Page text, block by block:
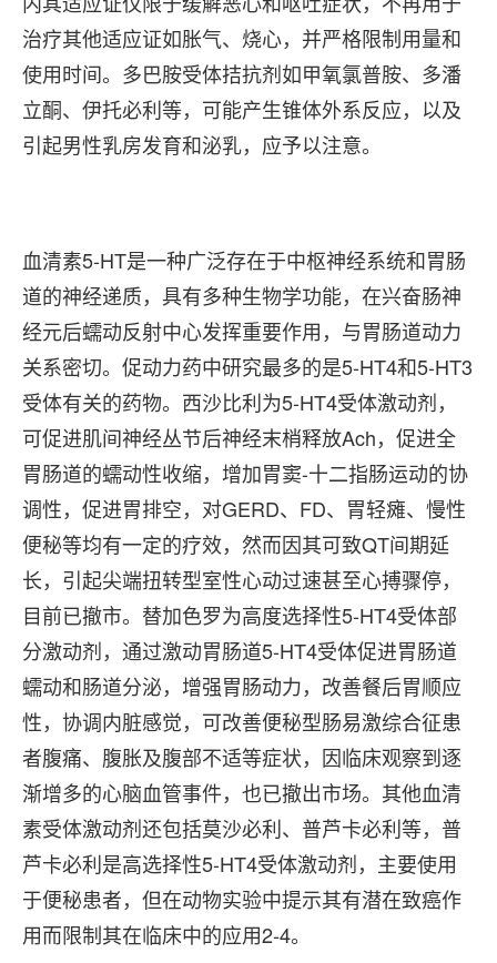
治疗其他适应证如胀气、烧心，并严格限制用量和
使用时间。多巴胺受体拮抗剂如甲氧氯普胺、多潘
立酮、伊托必利等，可能产生锥体外系反应，以及
引起男性乳房发育和泌乳，应予以注意。
血清素5-HT是一种广泛存在于中枢神经系统和胃肠
道的神经递质，具有多种生物学功能，在兴奋肠神
经元后蠕动反射中心发挥重要作用，与胃肠道动力
关系密切。促动力药中研究最多的是5-HT4和5-HT3
受体有关的药物。西沙比利为5-HT4受体激动剂，
可促进肌间神经丛节后神经末梢释放Ach，促进全
胃肠道的蠕动性收缩，增加胃窦-十二指肠运动的协
调性，促进胃排空，对GERD、FD、胃轻瘫、慢性
便秘等均有一定的疗效，然而因其可致QT间期延
长，引起尖端扭转型室性心动过速甚至心搏骤停，
目前已撤市。替加色罗为高度选择性5-HT4受体部
分激动剂，通过激动胃肠道5-HT4受体促进胃肠道
蠕动和肠道分泌，增强胃肠动力，改善餐后胃顺应
性，协调内脏感觉，可改善便秘型肠易激综合征患
者腹痛、腹胀及腹部不适等症状，因临床观察到逐
渐增多的心脑血管事件，也已撤出市场。其他血清
素受体激动剂还包括莫沙必利、普芦卡必利等，普
芦卡必利是高选择性5-HT4受体激动剂，主要使用
于便秘患者，但在动物实验中提示其有潜在致癌作
用而限制其在临床中的应用2-4。